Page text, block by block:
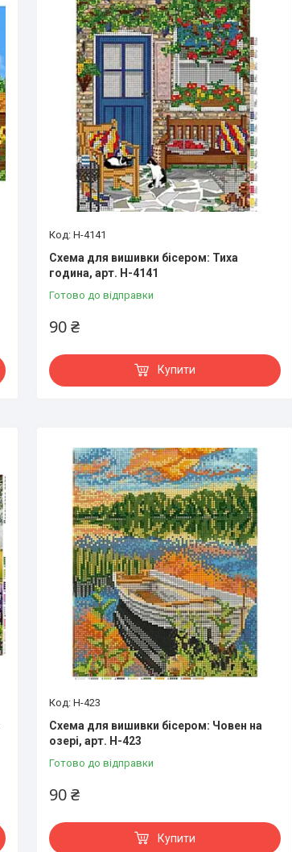
Н-4141
Схема для вишивки бісером: Тиха
година, арт. Н-4141
Готово до відправки
90 ₴
Купити
Н-423
Схема для вишивки бісером: Човен на
озері, арт. Н-423
Готово до відправки
90 ₴
Купити